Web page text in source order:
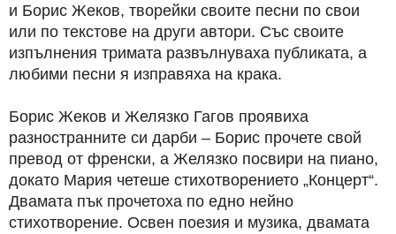
и Борис Жеков, творейки своите песни по свои
или по текстове на други автори. Със своите
изпълнения тримата развълнуваха публиката, а
любими песни я изправяха на крака.
Борис Жеков и Желязко Гагов проявиха
разностранните си дарби – Борис прочете свой
превод от френски, а Желязко посвири на пиано,
докато Мария четеше стихотворението „Концерт“.
Двамата пък прочетоха по едно нейно
стихотворение. Освен поезия и музика, двамата